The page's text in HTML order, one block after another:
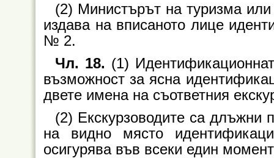
(2) Министърът на туризма
издава на вписаното лице
№ 2.
Чл. 18. (1)
възможност за ясна
двете имена на съответния
(2) Екскурзоводите са длъжни
на видно място
осигурява във всеки един